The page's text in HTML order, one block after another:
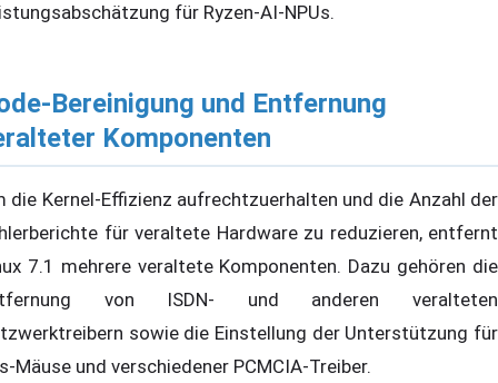
für Ryzen-AI-NPUs.
Bereinigung und Entfernung
Komponenten
die Kernel-Effizienz aufrechtzuerhalten und die Anzahl der
für veraltete Hardware zu reduzieren, entfernt
7.1 mehrere veraltete Komponenten. Dazu gehören die
von ISDN- und anderen veralteten
sowie die Einstellung der Unterstützung für
Mäuse und verschiedener PCMCIA-Treiber.